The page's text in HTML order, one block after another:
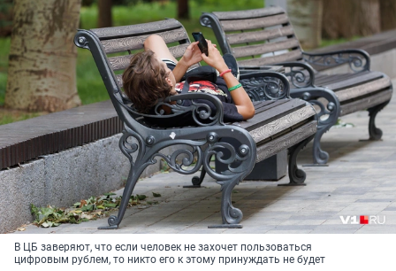
В ЦБ заверяют, что если человек не захочет пользоваться
цифровым рублем, то никто его к этому принуждать не будет